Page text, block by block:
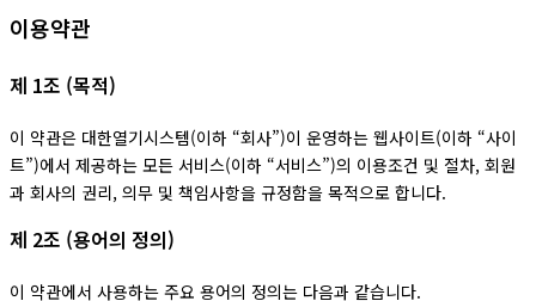
이용약관
제 1조 (목적)
이 약관은 대한열기시스템(이하 “회사”)이 운영하는 웹사이트(이하 “사이
트”)에서 제공하는 모든 서비스(이하 “서비스”)의 이용조건 및 절차, 회원
과 회사의 권리, 의무 및 책임사항을 규정함을 목적으로 합니다.
제 2조 (용어의 정의)
이 약관에서 사용하는 주요 용어의 정의는 다음과 같습니다.